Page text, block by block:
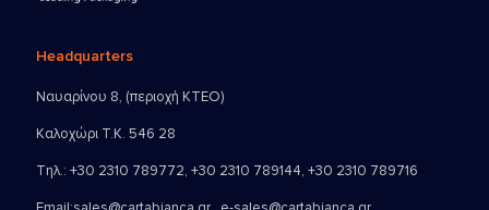
Headquarters
Ναυαρίνου 8, (περιοχή ΚΤΕΟ)
Καλοχώρι Τ.Κ. 546 28
Τηλ.: +30 2310 789772, +30 2310 789144, +30 2310 789716